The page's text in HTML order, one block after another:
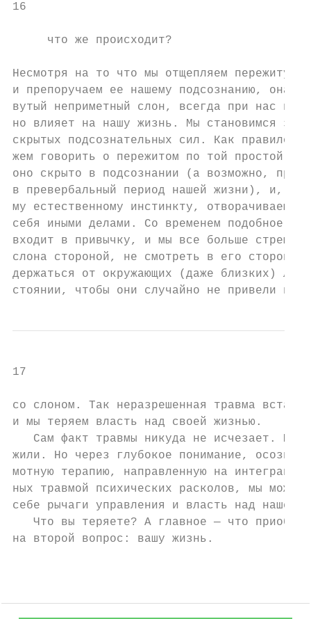
16
     что же происходит?
Несмотря на то что мы отщепляем пережитую
и препоручаем ее нашему подсознанию, она,
вутый неприметный слон, всегда при нас и
но влияет на нашу жизнь. Мы становимся
скрытых подсознательных сил. Как правило,
жем говорить о пережитом по той простой
оно скрыто в подсознании (а возможно,
в превербальный период нашей жизни), и,
му естественному инстинкту, отворачиваемся
себя иными делами. Со временем подобное
входит в привычку, и мы все больше
слона стороной, не смотреть в его сторону,
держаться от окружающих (даже близких)
стоянии, чтобы они случайно не привели нас
17
со слоном. Так неразрешенная травма
и мы теряем власть над своей жизнью.
Сам факт травмы никуда не исчезает. Мы
жили. Но через глубокое понимание,
мотную терапию, направленную на интеграцию
ных травмой психических расколов, мы можем
себе рычаги управления и власть над нашей
Что вы теряете? А главное — что
на второй вопрос: вашу жизнь.